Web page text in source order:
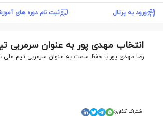
ورود به پرتال ثبت نام دوره های
انتخاب مهدی پور به عنوان سرمربی
رضا مهدی پور با حفظ سمت به عنوان سرمربی تیم ملی
اشتراک گذاری: